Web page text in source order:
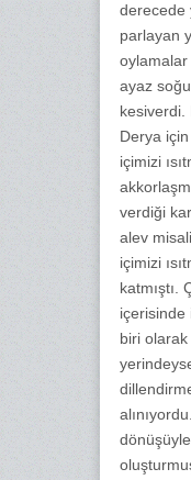
derecede
parlayan
oylamalar
ayaz
kesiverdi.
Derya
içimizi
verdiği
alev
içimizi
katmıştı.
içerisinde
biri olarak